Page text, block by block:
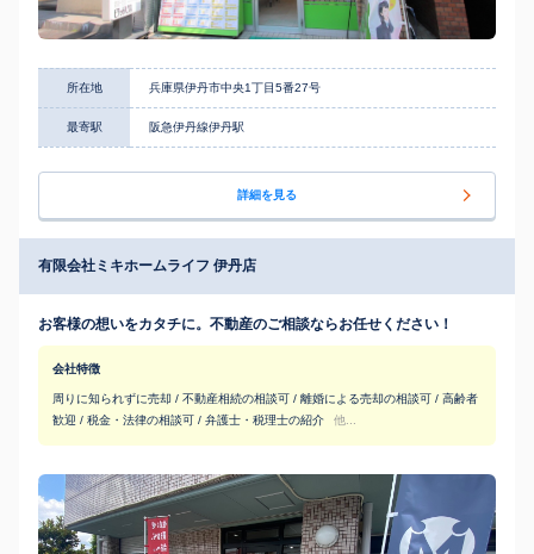
所在地 兵庫県伊丹市中央1丁目5番27号
最寄駅 阪急伊丹線伊丹駅
詳細を見る
有限会社ミキホームライフ 伊丹店
お客様の想いをカタチに。不動産のご相談ならお任せください！
会社特徴
周りに知られずに売却 / 不動産相続の相談可 / 離婚による売却の相談可 / 高齢者
歓迎 / 税金・法律の相談可 / 弁護士・税理士の紹介
他...